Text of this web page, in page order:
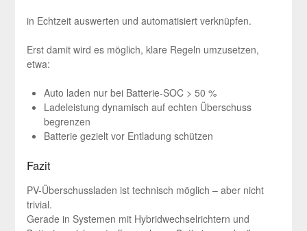
in Echtzeit auswerten und automatisiert verknüpfen.
Erst damit wird es möglich, klare Regeln umzusetzen,
etwa:
Auto laden nur bei Batterie-SOC > 50 %
Ladeleistung dynamisch auf echten Überschuss
begrenzen
Batterie gezielt vor Entladung schützen
Fazit
PV-Überschussladen ist technisch möglich – aber nicht
trivial.
Gerade in Systemen mit Hybridwechselrichtern und